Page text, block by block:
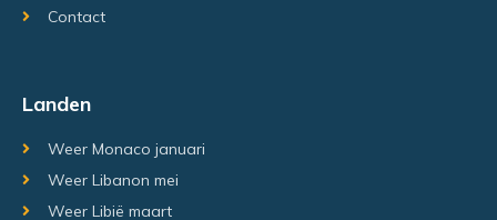
Contact
Landen
Weer Monaco januari
Weer Libanon mei
Weer Libië maart